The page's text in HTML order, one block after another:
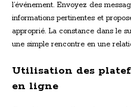
l’événement. Envoyez des
informations pertinentes et
approprié. La constance dans le
une simple rencontre en une
Utilisation des
en ligne